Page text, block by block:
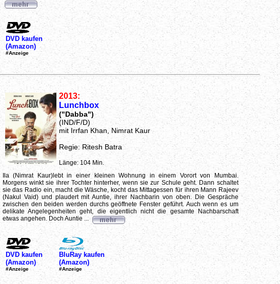
DVD kaufen
(Amazon)
#Anzeige
2013:
Lunchbox
("Dabba")
(IND/F/D)
mit Irrfan Khan, Nimrat Kaur
Regie: Ritesh Batra
Länge: 104 Min.
Ila (Nimrat Kaur)lebt in einer kleinen Wohnung in einem Vorort von Mumbai.
Morgens winkt sie ihrer Tochter hinterher, wenn sie zur Schule geht. Dann schaltet
sie das Radio ein, macht die Wäsche, kocht das Mittagessen für ihren Mann Rajeev
(Nakul Vaid) und plaudert mit Auntie, ihrer Nachbarin von oben. Die Gespräche
zwischen den beiden werden durchs geöffnete Fenster geführt. Auch wenn es um
delikate Angelegenheiten geht, die eigentlich nicht die gesamte Nachbarschaft
etwas angehen. Doch Auntie ...
DVD kaufen
(Amazon)
#Anzeige
BluRay kaufen
(Amazon)
#Anzeige